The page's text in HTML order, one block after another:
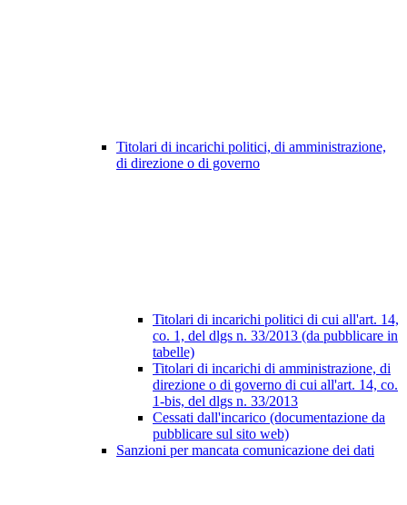
Titolari di incarichi politici, di amministrazione,
di direzione o di governo
Titolari di incarichi politici di cui all'art. 14,
co. 1, del dlgs n. 33/2013 (da pubblicare in
tabelle)
Titolari di incarichi di amministrazione, di
direzione o di governo di cui all'art. 14, co.
1-bis, del dlgs n. 33/2013
Cessati dall'incarico (documentazione da
pubblicare sul sito web)
Sanzioni per mancata comunicazione dei dati